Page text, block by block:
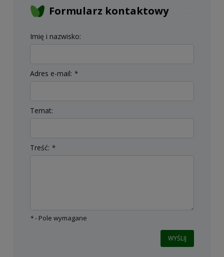
Formularz kontaktowy
Imię i nazwisko:
Adres e-mail: *
Temat:
Treść: *
*- Pole wymagane
WYŚLIJ